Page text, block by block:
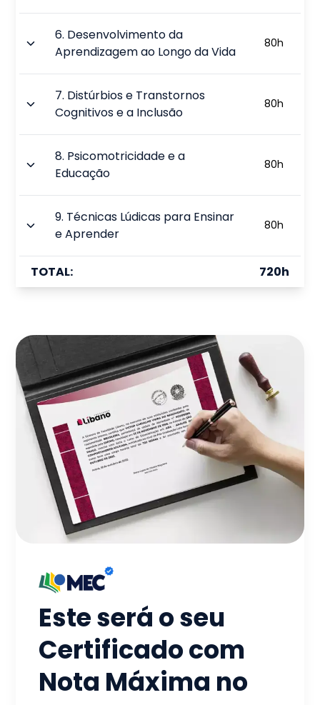
6. Desenvolvimento da
Aprendizagem ao Longo da Vida
80h
7. Distúrbios e Transtornos
Cognitivos e a Inclusão
80h
8. Psicomotricidade e a
Educação
80h
9. Técnicas Lúdicas para Ensinar
e Aprender
80h
TOTAL: 720h
Este será o seu
Certificado com
Nota Máxima no